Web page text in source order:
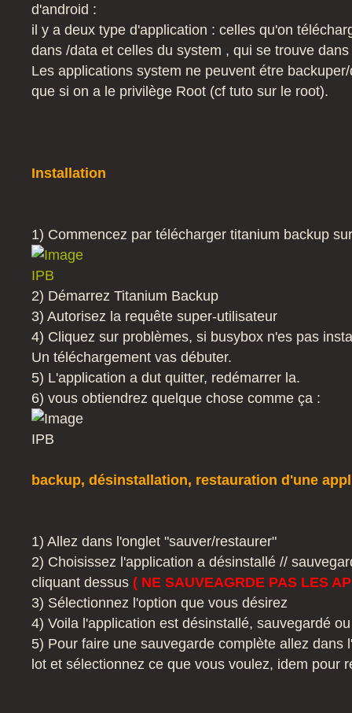
d'android :
il y a deux type d'application : celles qu'on
dans /data et celles du system , qui se trouve
Les applications system ne peuvent étre
que si on a le privilège Root (cf tuto sur le root).
Installation
1) Commencez par télécharger titanium backup
2) Démarrez Titanium Backup
3) Autorisez la requête super-utilisateur
4) Cliquez sur problèmes, si busybox n'es pas
Un téléchargement vas débuter.
5) L'application a dut quitter, redémarrer la.
6) vous obtiendrez quelque chose comme ça :
backup, désinstallation, restauration d'une
1) Allez dans l'onglet "sauver/restaurer"
2) Choisissez l'application a désinstallé //
cliquant dessus ( NE SAUVEAGRDE PAS LES
3) Sélectionnez l'option que vous désirez
4) Voila l'application est désinstallé, sauvegardé
5) Pour faire une sauvegarde complète allez dans
lot et sélectionnez ce que vous voulez, idem pour